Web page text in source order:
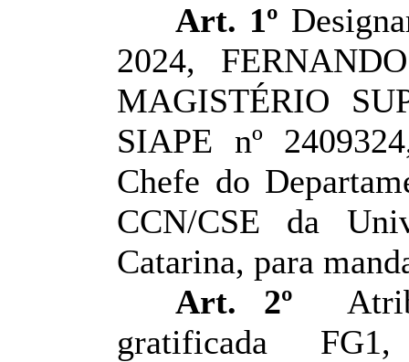
Art. 1º
2024,
MAGISTÉRIO
SIAPE nº
Chefe do
CCN/CSE da
Catarina, para
Art. 2º
gratificada